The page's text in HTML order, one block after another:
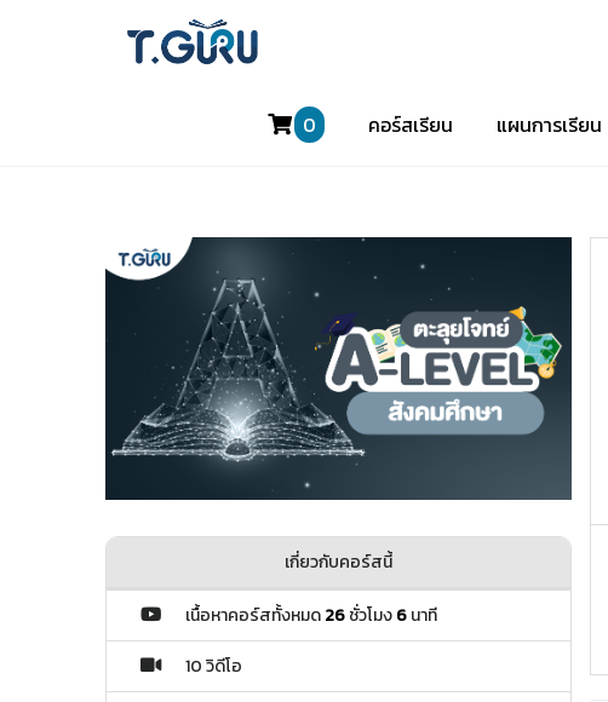
0 คอร์สเรียน แผนการเรียน
เกี่ยวกับคอร์สนี้
เนื้อหาคอร์สทั้งหมด26ชั่วโมง6นาที
10 วิดีโอ